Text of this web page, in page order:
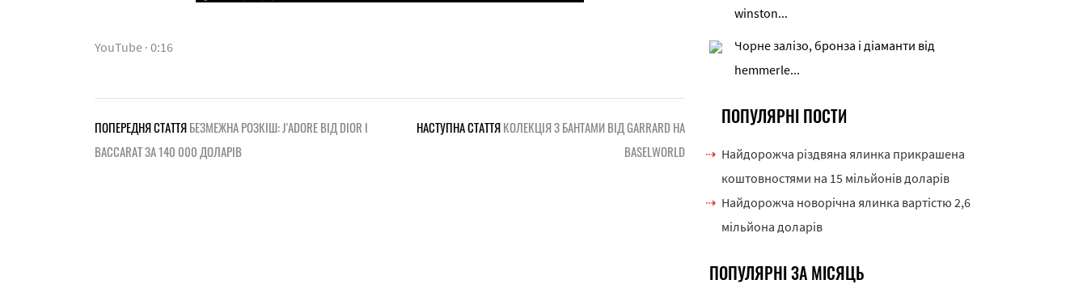
YouTube · 0:16
ПОПЕРЕДНЯ СТАТТЯБЕЗМЕЖНА РОЗКІШ: J'ADORE ВІД DIOR І
BACCARAT ЗА 140 000 ДОЛАРІВ
НАСТУПНА СТАТТЯКОЛЕКЦІЯ З БАНТАМИ ВІД GARRARD НА
BASELWORLD
winston...
Чорне залізо, бронза і діаманти від
hemmerle...
ПОПУЛЯРНІ ПОСТИ
Найдорожча різдвяна ялинка прикрашена
коштовностями на 15 мільйонів доларів
Найдорожча новорічна ялинка вартістю 2,6
мільйона доларів
ПОПУЛЯРНІ ЗА МІСЯЦЬ